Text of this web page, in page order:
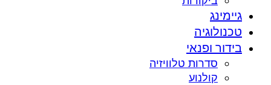
גיימינג
טכנולוגיה
בידור ופנאי
סדרות טלוויזיה
קולנוע